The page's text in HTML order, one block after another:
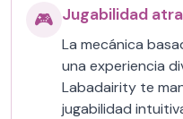
🎮 Jugabilidad
La mecánica
una experiencia
Labadairity te
jugabilidad